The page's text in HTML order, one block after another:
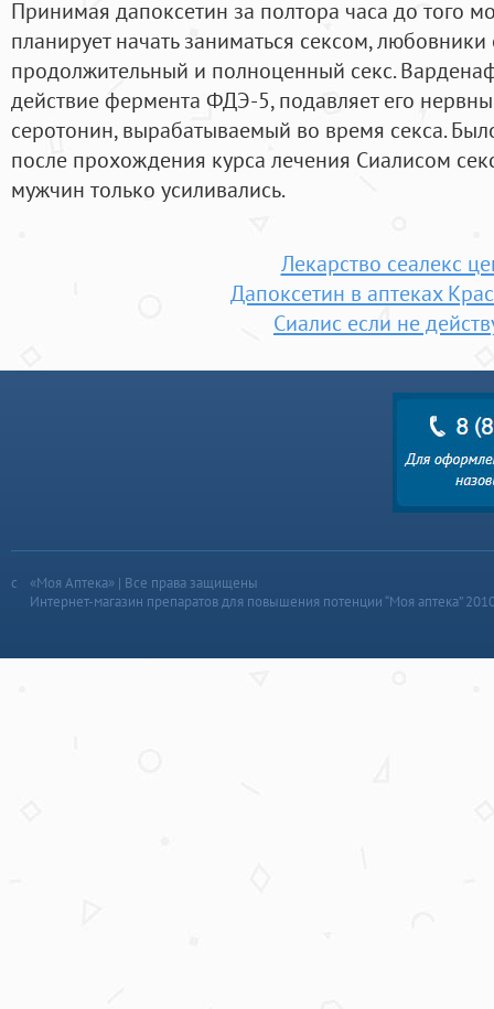
Принимая дапоксетин за полтора часа до того
планирует начать заниматься сексом,
продолжительный и полноценный секс.
действие фермента ФДЭ-5, подавляет его
серотонин, вырабатываемый во время секса.
после прохождения курса лечения Сиалисом
мужчин только усиливались.
Лекарство сеалекс
Дапоксетин в аптеках
Сиалис если не
«Моя Аптека» | Все права защищены
Интернет-магазин препаратов для повышения потенции “Моя аптека”